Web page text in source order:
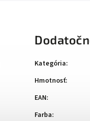
Kategória:
Hmotnosť:
EAN:
Farba: